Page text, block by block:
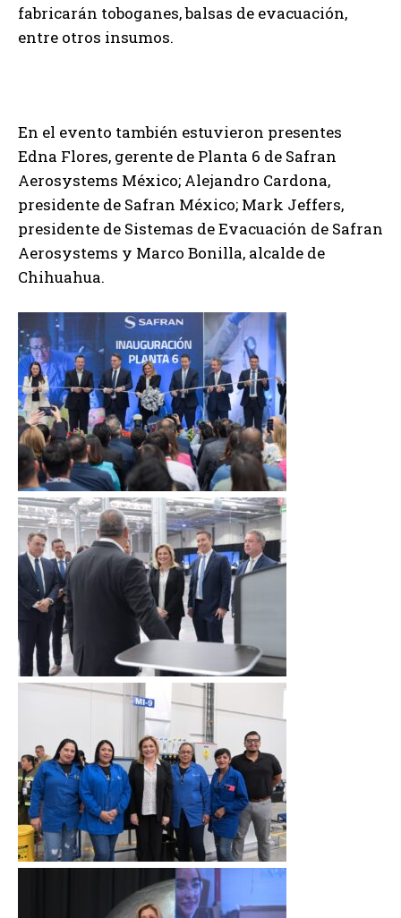
fabricarán toboganes, balsas de evacuación,
entre otros insumos.
En el evento también estuvieron presentes
Edna Flores, gerente de Planta 6 de Safran
Aerosystems México; Alejandro Cardona,
presidente de Safran México; Mark Jeffers,
presidente de Sistemas de Evacuación de Safran
Aerosystems y Marco Bonilla, alcalde de
Chihuahua.